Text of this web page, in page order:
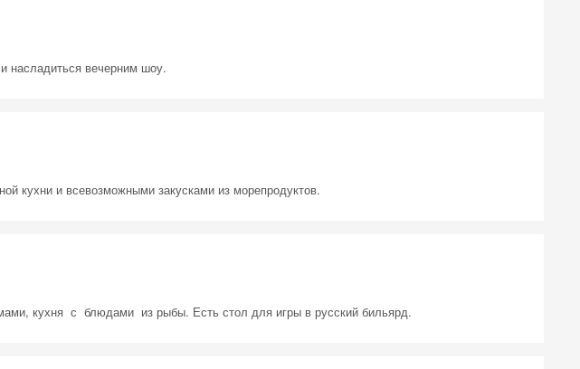
насладиться вечерним шоу.
кухни и всевозможными закусками из морепродуктов.
кухня с блюдами из рыбы. Есть стол для игры в русский бильярд.